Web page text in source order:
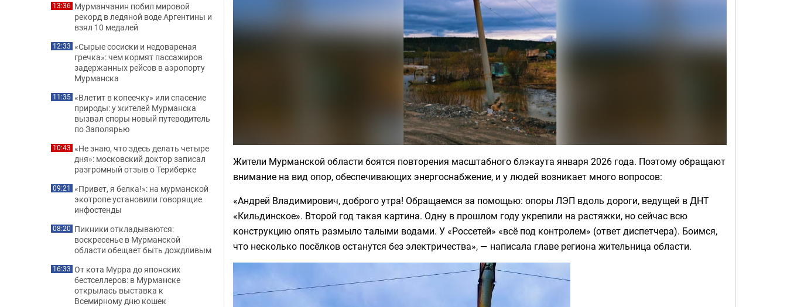
Жители Мурманской области боятся повторения масштабного блэкаута января 2026 года. Поэтому обращают
внимание на вид опор, обеспечивающих энергоснабжение, и у людей возникает много вопросов:
«Андрей Владимирович, доброго утра! Обращаемся за помощью: опоры ЛЭП вдоль дороги, ведущей в ДНТ
«Кильдинское». Второй год такая картина. Одну в прошлом году укрепили на растяжки, но сейчас всю
конструкцию опять размыло талыми водами. У «Россетей» «всё под контролем» (ответ диспетчера). Боимся,
что несколько посёлков останутся без электричества», — написала главе региона жительница области.
13:36 Мурманчанин побил мировой
рекорд в ледяной воде Аргентины и
взял 10 медалей
12:33 «Сырые сосиски и недовареная
гречка»: чем кормят пассажиров
задержанных рейсов в аэропорту
Мурманска
11:35 «Влетит в копеечку» или спасение
природы: у жителей Мурманска
вызвал споры новый путеводитель
по Заполярью
10:43 «Не знаю, что здесь делать четыре
дня»: московский доктор записал
разгромный отзыв о Териберке
09:21 «Привет, я белка!»: на мурманской
экотропе установили говорящие
инфостенды
08:20 Пикники откладываются:
воскресенье в Мурманской
области обещает быть дождливым
16:33 От кота Мурра до японских
бестселлеров: в Мурманске
открылась выставка к
Всемирному дню кошек